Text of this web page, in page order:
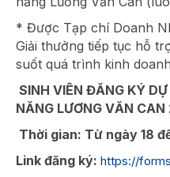
* Được Tạp chí Doanh
Giải thưởng tiếp tục hỗ
suốt quá trình kinh
SINH VIÊN ĐĂNG KÝ
NĂNG LƯƠNG VĂN
Thời gian: Từ ngày 18
Link đăng ký: https://